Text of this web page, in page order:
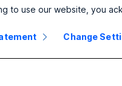
Cisco og/eller tilknyttede
to use our website, you
Change